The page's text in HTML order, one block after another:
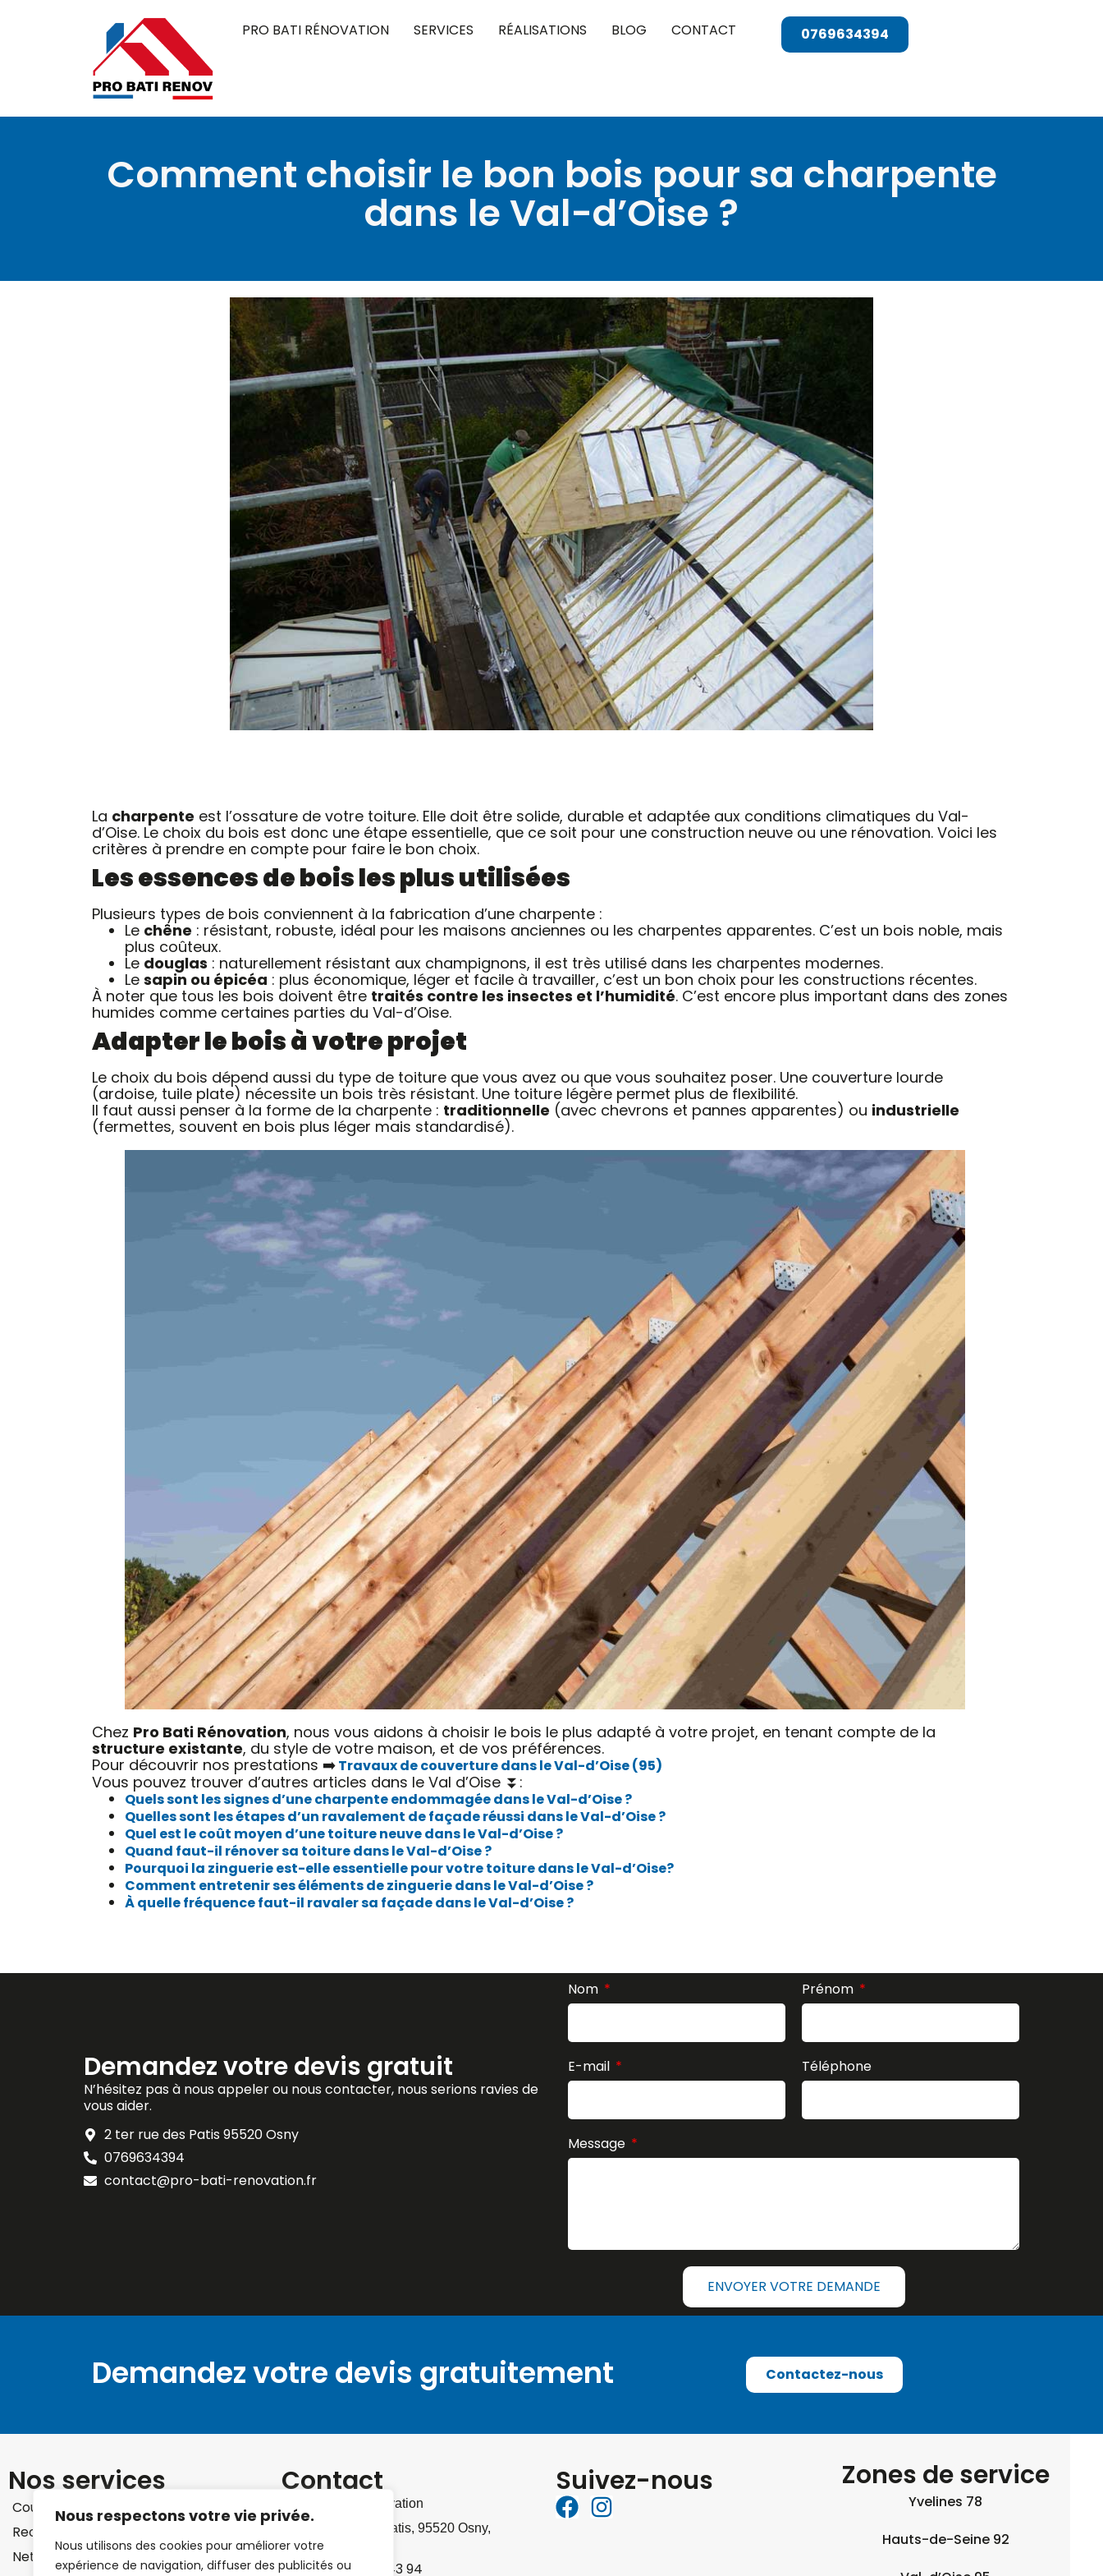
Nous respectons votre vie privée.
Nous utilisons des cookies pour améliorer votre
expérience de navigation, diffuser des publicités ou
PRO BATI RÉNOVATION SERVICES RÉALISATIONS BLOG CONTACT 0769634394
Comment choisir le bon bois pour sa charpente
dans le Val-d’Oise ?
La charpente est l’ossature de votre toiture. Elle doit être solide, durable et adaptée aux conditions climatiques du Val-
d’Oise. Le choix du bois est donc une étape essentielle, que ce soit pour une construction neuve ou une rénovation. Voici les
critères à prendre en compte pour faire le bon choix.
Les essences de bois les plus utilisées
Plusieurs types de bois conviennent à la fabrication d’une charpente :
Le chêne : résistant, robuste, idéal pour les maisons anciennes ou les charpentes apparentes. C’est un bois noble, mais
plus coûteux.
Le douglas : naturellement résistant aux champignons, il est très utilisé dans les charpentes modernes.
Le sapin ou épicéa : plus économique, léger et facile à travailler, c’est un bon choix pour les constructions récentes.
À noter que tous les bois doivent être traités contre les insectes et l’humidité. C’est encore plus important dans des zones
humides comme certaines parties du Val-d’Oise.
Adapter le bois à votre projet
Le choix du bois dépend aussi du type de toiture que vous avez ou que vous souhaitez poser. Une couverture lourde
(ardoise, tuile plate) nécessite un bois très résistant. Une toiture légère permet plus de flexibilité.
Il faut aussi penser à la forme de la charpente : traditionnelle (avec chevrons et pannes apparentes) ou industrielle
(fermettes, souvent en bois plus léger mais standardisé).
Chez Pro Bati Rénovation, nous vous aidons à choisir le bois le plus adapté à votre projet, en tenant compte de la
structure existante, du style de votre maison, et de vos préférences.
Pour découvrir nos prestations ➡️Travaux de couverture dans le Val-d’Oise (95)
Vous pouvez trouver d’autres articles dans le Val d’Oise ⏬:
Quels sont les signes d’une charpente endommagée dans le Val-d’Oise ?
Quelles sont les étapes d’un ravalement de façade réussi dans le Val-d’Oise ?
Quel est le coût moyen d’une toiture neuve dans le Val-d’Oise ?
Quand faut-il rénover sa toiture dans le Val-d’Oise ?
Pourquoi la zinguerie est-elle essentielle pour votre toiture dans le Val-d’Oise?
Comment entretenir ses éléments de zinguerie dans le Val-d’Oise ?
À quelle fréquence faut-il ravaler sa façade dans le Val-d’Oise ?
Demandez votre devis gratuit
N’hésitez pas à nous appeler ou nous contacter, nous serions ravies de
vous aider.
2 ter rue des Patis 95520 Osny
0769634394
contact@pro-bati-renovation.fr
Nom Prénom
E-mail Téléphone
Message
ENVOYER VOTRE DEMANDE
Demandez votre devis gratuitement Contactez-nous
Nos services
Couverture
Charpenterie
Recherche de Fuite sur Toiture
Nettoyage et Démoussage de Toiture
Contact
Pro Bati Rénovation
2 ter rue des Patis,95520 Osny,
France
+33 7 69 63 43 94
Suivez-nous Zones de service
Yvelines 78
Hauts-de-Seine 92